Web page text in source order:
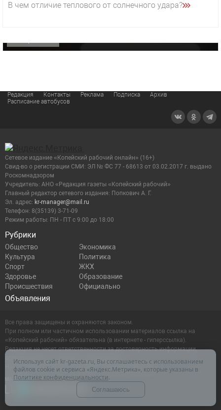
В чем отличие теплового от солнечного удара?
«Звезда» Метрана стала главным героем нового
Редакция Контакты Реклама Подписка
Архив
Расписание автобусов
Рубрики
Общество
Экономика
Культура
Политика
Спорт
ЖКХ
Здоровье
Образование
Происшествия
Официально
Объявления
Сетевое издание «Копейский рабочий онлайн» (16+)
Cвид-во о регистрации СМИ: ЭЛ № ФС 77 - 68613 от 03.02.2017 г. выдано
Роскомнадзором
Учредитель: АНО «Редакция газеты «Копейский рабочий»
Главный редактор сетевого издания: Попкович А. Г.
Эл. адрес: kr-manager@mail.ru
Телефон: 8(35139) 3-71-09
Режим работы: ПН - ПТ с 9:00 до 18:00
Все права защищены и охраняются законом.
При полном или частичном использовании материалов ссылка на
«Копейский рабочий» обязательна (в интернете - гиперссылка).
Редакция не несет ответственности за достоверность информации,
содержащейся в рекламных объявлениях.
Настоящий ресурс может содержать материалы 16+
Используя сайт kr-gazeta.ru, Вы соглашаетесь с использованием
файлов cookie и сервиса «Яндекс.Метрика», которые указаны в
Политике конфиденциальности.
Соглашаюсь